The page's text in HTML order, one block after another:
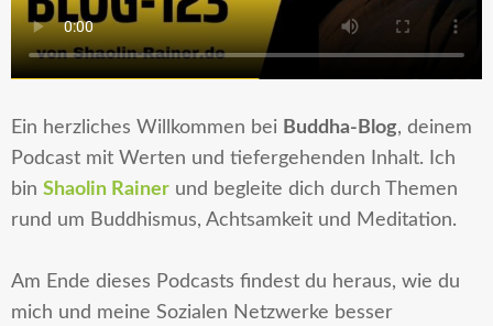
Ein herzliches Willkommen bei Buddha-Blog, deinem
Podcast mit Werten und tiefergehenden Inhalt. Ich
bin Shaolin Rainer und begleite dich durch Themen
rund um Buddhismus, Achtsamkeit und Meditation.
Am Ende dieses Podcasts findest du heraus, wie du
mich und meine Sozialen Netzwerke besser